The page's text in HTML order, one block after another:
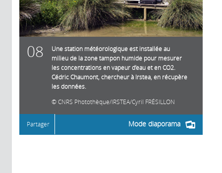
08
Une station météorologique est installée au
milieu de la zone tampon humide pour mesurer
les concentrations en vapeur d’eau et en CO2.
Cédric Chaumont, chercheur à Irstea, en récupère
les données.
CNRS Photothèque/IRSTEA/Cyril FRÉSILLON
Mode diaporama
Partager